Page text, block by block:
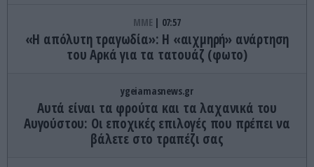
ΜΜΕ 07:57
«Η απόλυτη τραγωδία»: Η «αιχμηρή» ανάρτηση
του Αρκά για τα τατουάζ (φωτο)
ygeiamasnews.gr
Αυτά είναι τα φρούτα και τα λαχανικά του
Αυγούστου: Οι εποχικές επιλογές που πρέπει να
βάλετε στο τραπέζι σας